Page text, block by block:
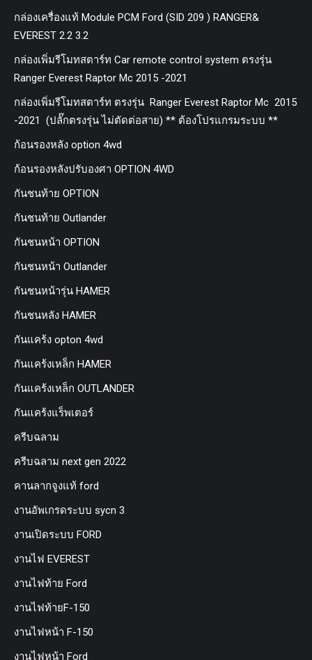
กล่องเครื่องแท้ Module PCM Ford (SID 209 ) RANGER&
EVEREST 2.2 3.2
กล่องเพิ่มรีโมทสตาร์ท Car remote control system ตรงรุ่น
Ranger Everest Raptor Mc 2015 -2021
กล่องเพิ่มรีโมทสตาร์ท ตรงรุ่น Ranger Everest Raptor Mc 2015
-2021 (ปลั๊กตรงรุ่น ไม่ตัดต่อสาย) ** ต้องโปรแกรมระบบ **
ก้อนรองหลัง option 4wd
ก้อนรองหลังปรับองศา OPTION 4WD
กันชนท้าย OPTION
กันชนท้าย Outlander
กันชนหน้า OPTION
กันชนหน้า Outlander
กันชนหน้ารุ่น HAMER
กันชนหลัง HAMER
กันแคร้ง opton 4wd
กันแคร้งเหล็ก HAMER
กันแคร้งเหล็ก OUTLANDER
กันแคร้งแร็พเตอร์
ครีบฉลาม
ครีบฉลาม next gen 2022
คานลากจูงแท้ ford
งานอัพเกรดระบบ sycn 3
งานเปิดระบบ FORD
งานไฟ EVEREST
งานไฟท้าย Ford
งานไฟท้ายF-150
งานไฟหน้า F-150
งานไฟหน้า Ford